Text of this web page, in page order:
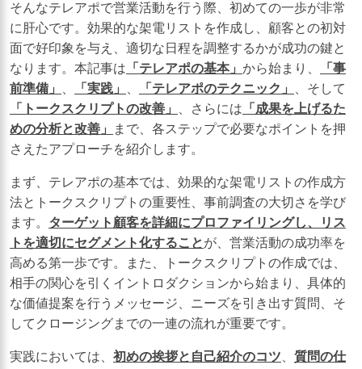
そんなテレアポで営業活動を行う際、初めての一歩が非常
に肝心です。効果的な架電リストを作成し、顧客との初対
面で好印象を与え、適切な日程を調整するかが成功の鍵と
なります。本記事は 「テレアポの基本」 から始まり、
「事
前準備」
「実践」 「テレアポのテクニック」
、そして
「トークスクリプトの改善」
、さらには 「成果を上げるた
めの分析と改善」
まで、各ステップで必要なポイントを押
さえたアプローチを紹介します。
まず、テレアポの基本では、効果的な架電リストの作成方
法とトークスクリプトの重要性、事前調査の大切さを学び
ます。 ターゲット顧客を詳細にプロファイリングし、リス
トを適切にセグメント化することが、営業活動の成功率を
高める第一歩です。また、トークスクリプトの作成では、
相手の関心を引くイントロダクションから始まり、具体的
な価値提案を行うメッセージ、ニーズを引き出す質問、そ
してクロージングまでの一連の流れが重要です。
実践においては、 初めの挨拶と自己紹介のコツ
質問の仕